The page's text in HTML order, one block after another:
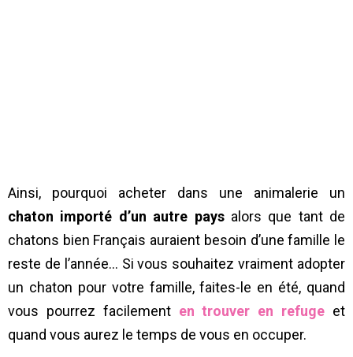
Ainsi, pourquoi acheter dans une animalerie un
chaton importé d’un autre paysalors que tant de
chatons bien Français auraient besoin d’une famille le
reste de l’année… Si vous souhaitez vraiment adopter
un chaton pour votre famille, faites-le en été, quand
vous pourrez facilement en trouver en refuge et
quand vous aurez le temps de vous en occuper.